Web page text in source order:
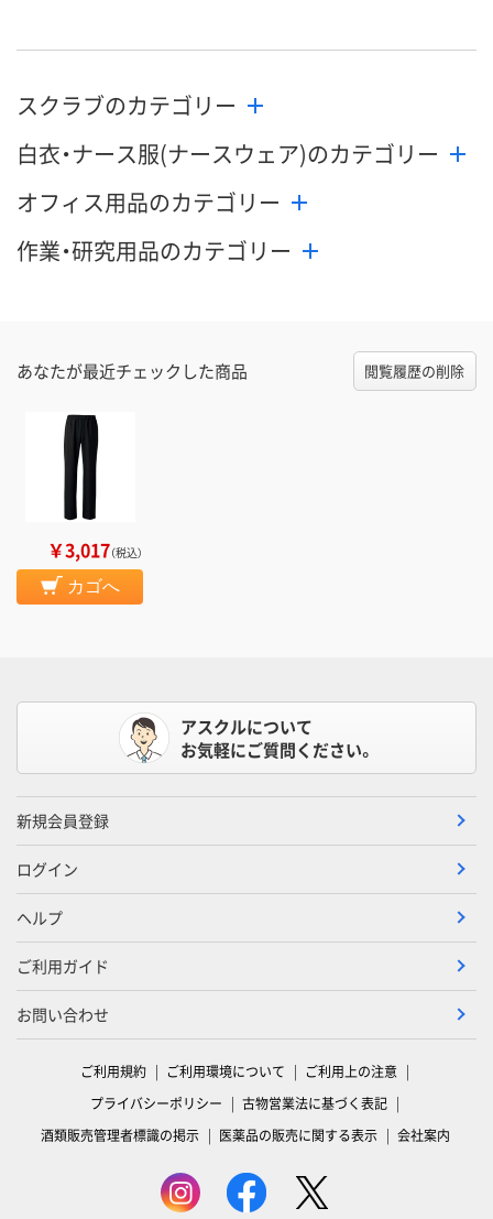
スクラブのカテゴリー
白衣・ナース服(ナースウェア)のカテゴリー
オフィス用品のカテゴリー
作業・研究用品のカテゴリー
あなたが最近チェックした商品 閲覧履歴の削除
￥3,017（税込）
カゴへ
アスクルについて
お気軽にご質問ください。
新規会員登録
ログイン
ヘルプ
ご利用ガイド
お問い合わせ
ご利用規約 ご利用環境について
ご利用上の注意
プライバシーポリシー
古物営業法に基づく表記
酒類販売管理者標識の掲示
医薬品の販売に関する表示 会社案内